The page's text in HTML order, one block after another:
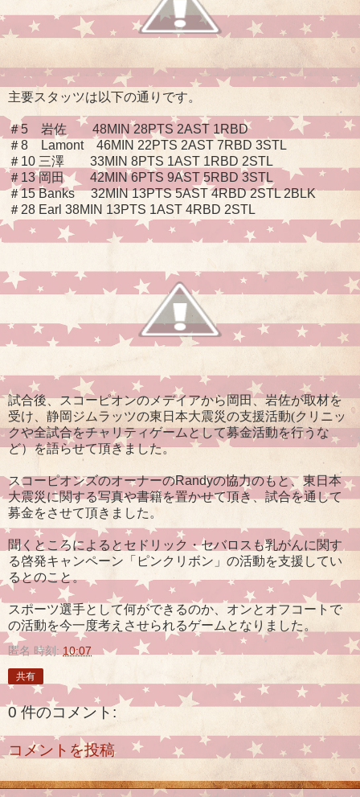
主要スタッツは以下の通りです。
＃5 岩佐 48MIN 28PTS 2AST 1RBD
＃8 Lamont 46MIN 22PTS 2AST 7RBD 3STL
＃10 三澤 33MIN 8PTS 1AST 1RBD 2STL
＃13 岡田 42MIN 6PTS 9AST 5RBD 3STL
＃15 Banks 32MIN 13PTS 5AST 4RBD 2STL 2BLK
＃28 Earl 38MIN 13PTS 1AST 4RBD 2STL
試合後、スコーピオンのメデイアから岡田、岩佐が取材を
受け、静岡ジムラッツの東日本大震災の支援活動(クリニッ
クや全試合をチャリティゲームとして募金活動を行うな
ど）を語らせて頂きました。
スコーピオンズのオーナーのRandyの協力のもと、東日本
大震災に関する写真や書籍を置かせて頂き、試合を通して
募金をさせて頂きました。
聞くところによるとセドリック・セバロスも乳がんに関す
る啓発キャンペーン「ピンクリボン」の活動を支援してい
るとのこと。
スポーツ選手として何ができるのか、オンとオフコートで
の活動を今一度考えさせられるゲームとなりました。
匿名 時刻: 10:07
共有
0 件のコメント:
コメントを投稿